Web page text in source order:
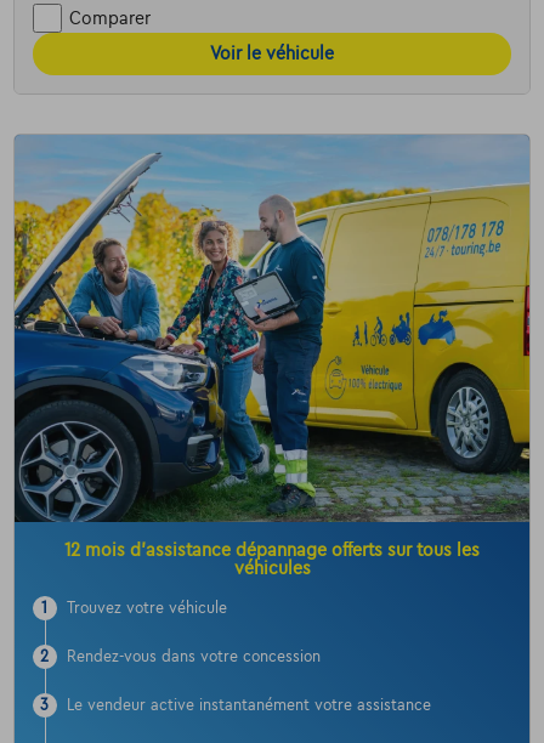
Comparer
Voir le véhicule
12 mois d’assistance dépannage offerts sur tous les
véhicules
1 Trouvez votre véhicule
2 Rendez-vous dans votre concession
3 Le vendeur active instantanément votre assistance